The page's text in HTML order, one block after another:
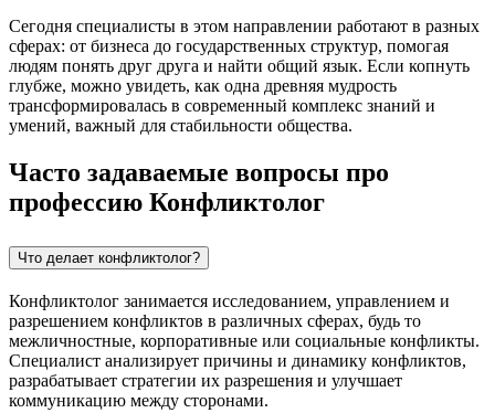
Сегодня специалисты в этом направлении работают в разных
сферах: от бизнеса до государственных структур, помогая
людям понять друг друга и найти общий язык. Если копнуть
глубже, можно увидеть, как одна древняя мудрость
трансформировалась в современный комплекс знаний и
умений, важный для стабильности общества.
Часто задаваемые вопросы про
профессию Конфликтолог
Что делает конфликтолог?
Конфликтолог занимается исследованием, управлением и
разрешением конфликтов в различных сферах, будь то
межличностные, корпоративные или социальные конфликты.
Специалист анализирует причины и динамику конфликтов,
разрабатывает стратегии их разрешения и улучшает
коммуникацию между сторонами.